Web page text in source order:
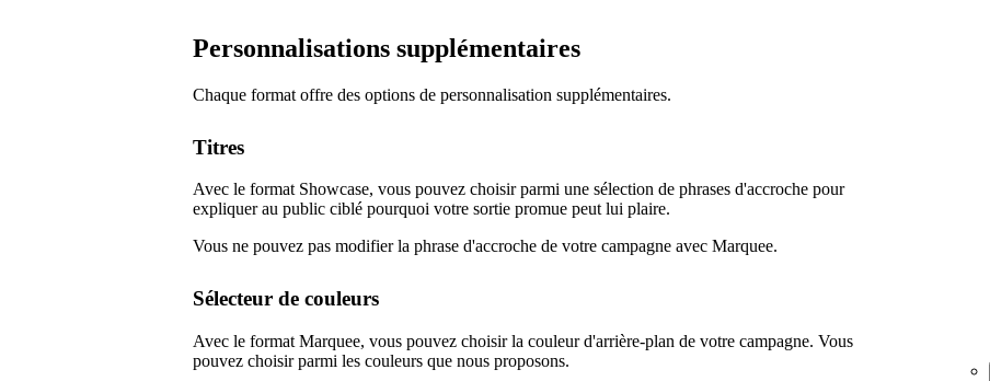
Personnalisations supplémentaires
Chaque format offre des options de personnalisation supplémentaires.
Titres
Avec le format Showcase, vous pouvez choisir parmi une sélection de phrases d'accroche pour
expliquer au public ciblé pourquoi votre sortie promue peut lui plaire.
Vous ne pouvez pas modifier la phrase d'accroche de votre campagne avec Marquee.
Sélecteur de couleurs
Avec le format Marquee, vous pouvez choisir la couleur d'arrière-plan de votre campagne. Vous
pouvez choisir parmi les couleurs que nous proposons.